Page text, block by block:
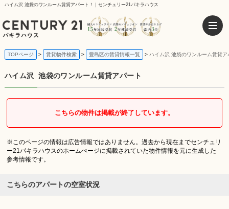
ハイム沢 池袋のワンルーム賃貸アパート！｜センチュリー21パキラハウス
TOPページ 賃貸物件検索 豊島区の賃貸情報一覧 ハイム沢 池袋のワンルーム賃貸ア
ハイム沢 池袋のワンルーム賃貸アパート
こちらの物件は掲載が終了しています。
※このページの情報は広告情報ではありません。過去から現在までセンチュリ
ー21パキラハウスのホームぺージに掲載されていた物件情報を元に生成した
参考情報です。
こちらのアパートの空室状況